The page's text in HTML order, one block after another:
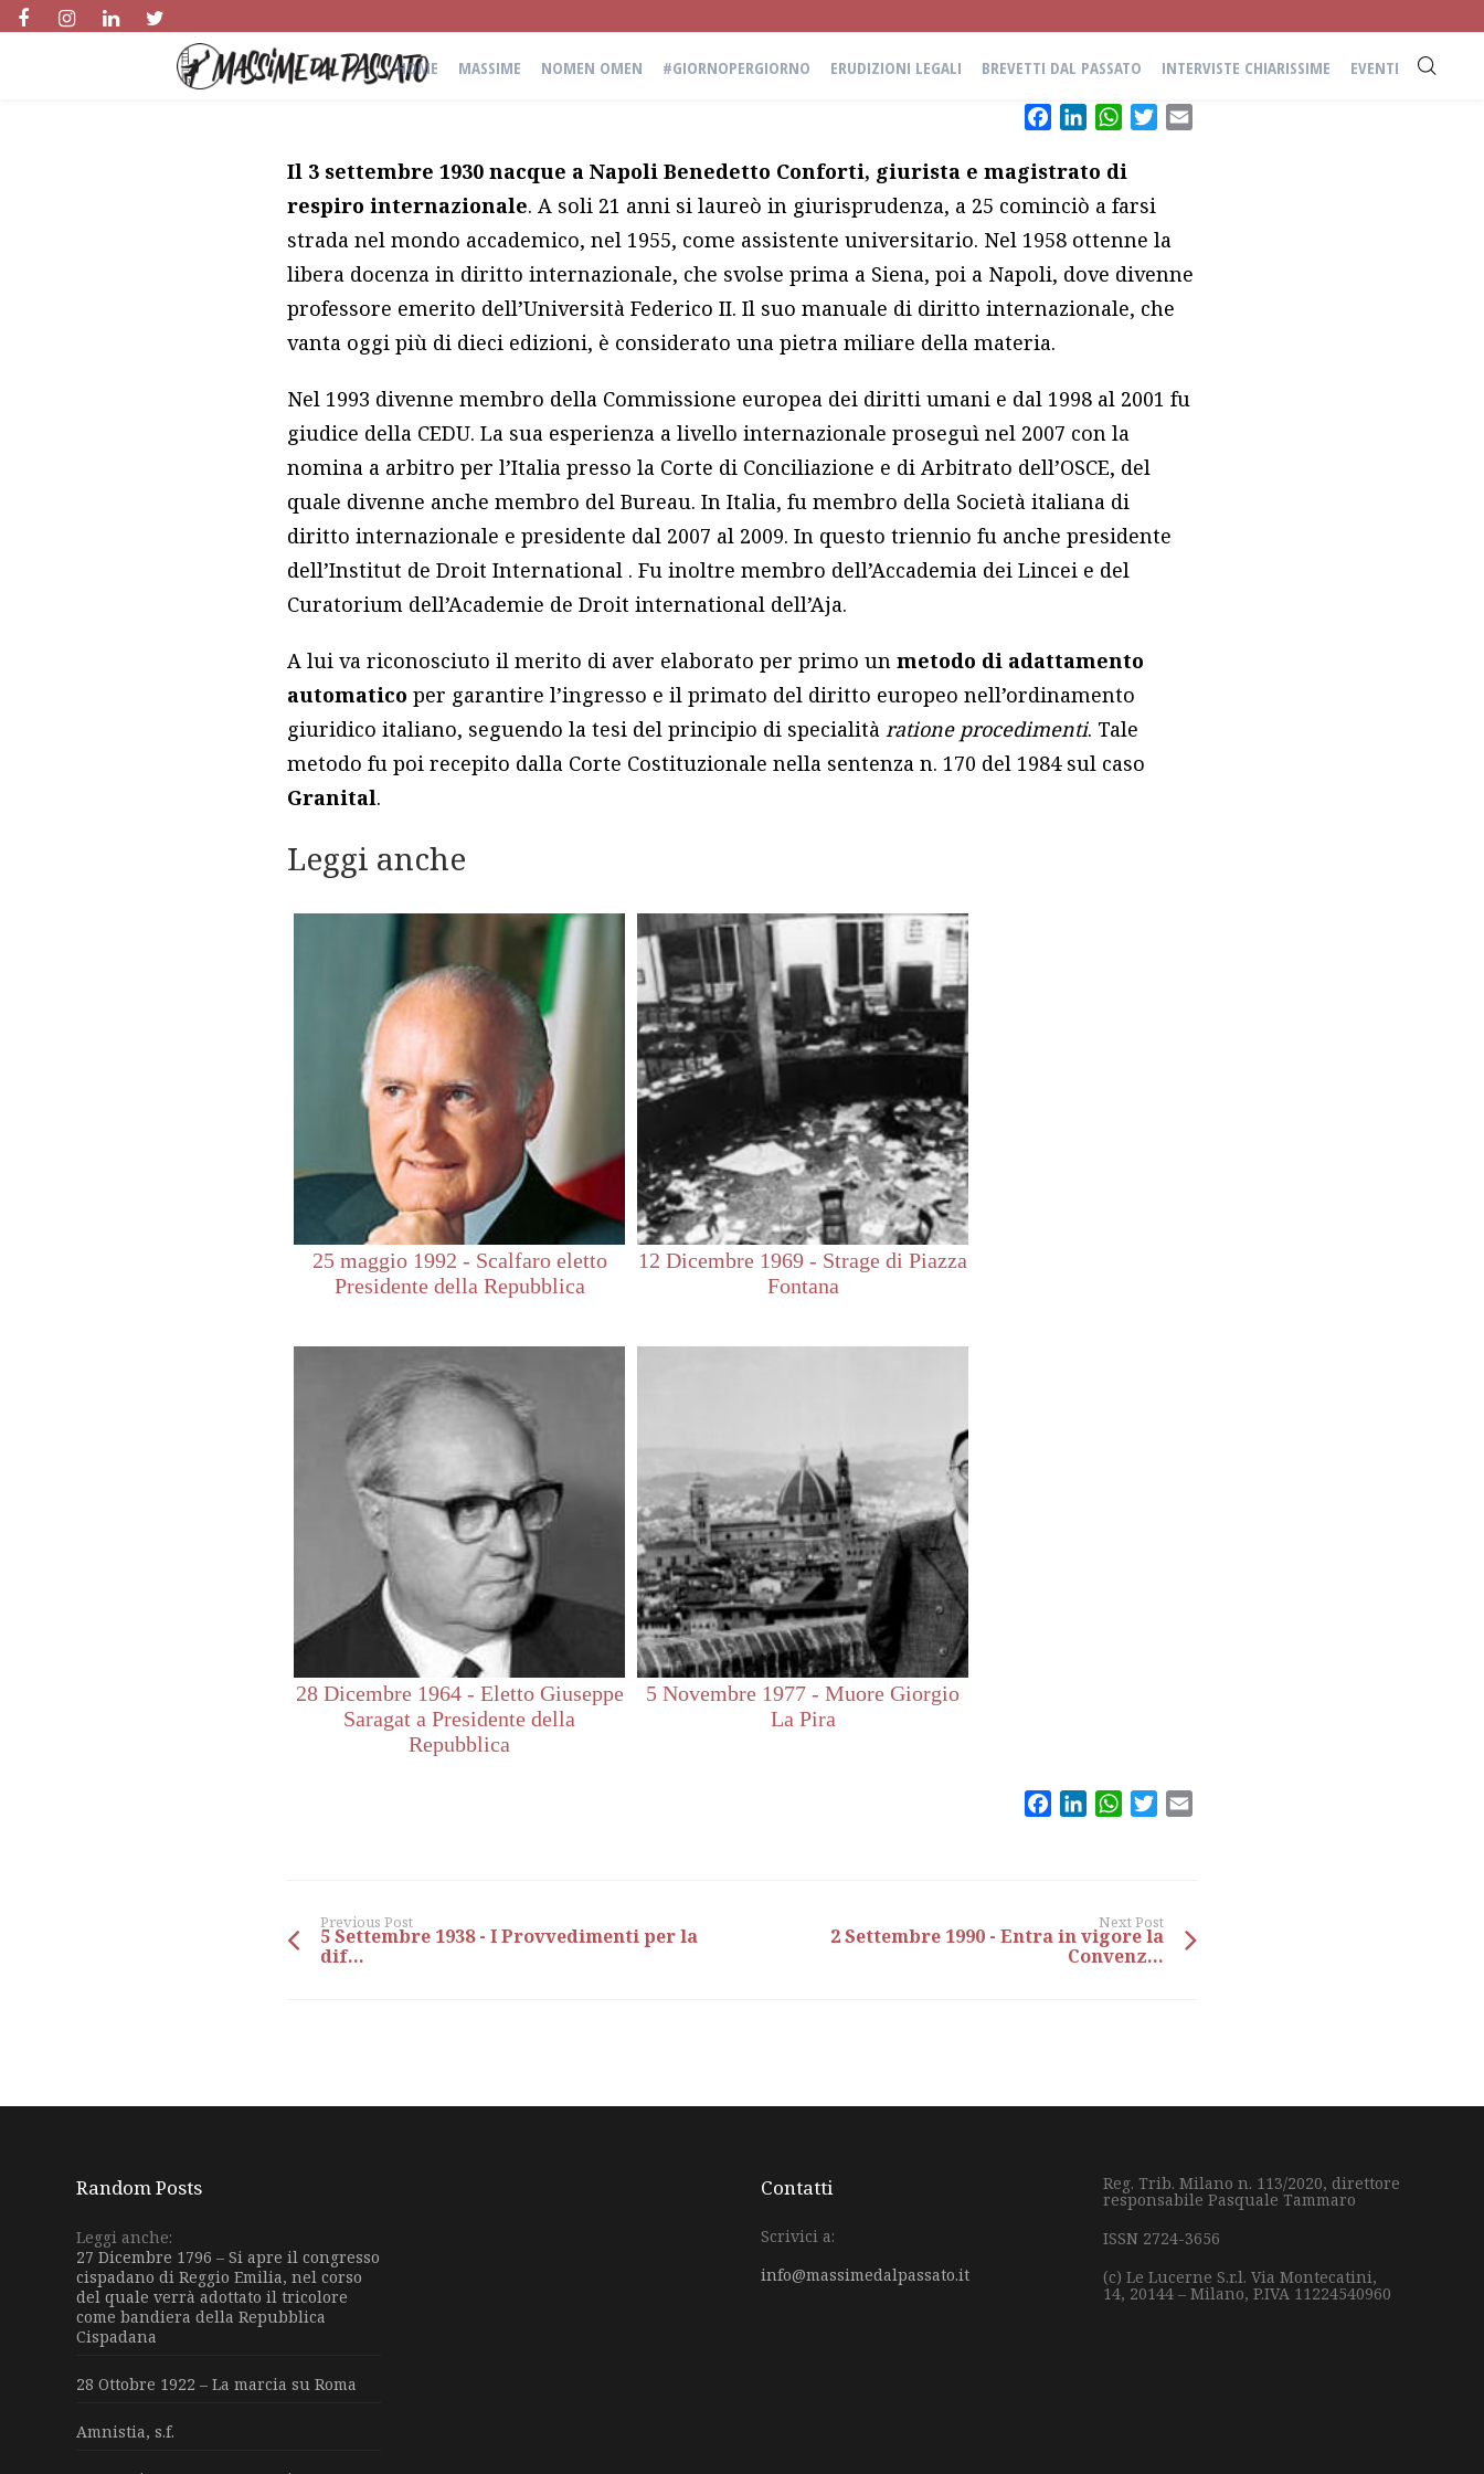
HOME MASSIME NOMEN OMEN #GIORNOPERGIORNO ERUDIZIONI LEGALI BREVETTI DAL PASSATO INTERVISTE CHIARISSIME EVENTI
FacebookLinkedInWhatsApp
Twitter
Il 3 settembre 1930 nacque a Napoli Benedetto Conforti, giurista e magistrato di
respiro internazionale. A soli 21 anni si laureò in giurisprudenza, a 25 cominciò a farsi
strada nel mondo accademico, nel 1955, come assistente universitario. Nel 1958 ottenne la
libera docenza in diritto internazionale, che svolse prima a Siena, poi a Napoli, dove divenne
professore emerito dell’Università Federico II. Il suo manuale di diritto internazionale, che
vanta oggi più di dieci edizioni, è considerato una pietra miliare della materia.
Nel 1993 divenne membro della Commissione europea dei diritti umani e dal 1998 al 2001 fu
giudice della CEDU. La sua esperienza a livello internazionale proseguì nel 2007 con la
nomina a arbitro per l’Italia presso la Corte di Conciliazione e di Arbitrato dell’OSCE, del
quale divenne anche membro del Bureau. In Italia, fu membro della Società italiana di
diritto internazionale e presidente dal 2007 al 2009. In questo triennio fu anche presidente
dell’Institut de Droit International . Fu inoltre membro dell’Accademia dei Lincei e del
Curatorium dell’Academie de Droit international dell’Aja.
A lui va riconosciuto il merito di aver elaborato per primo unmetodo di adattamento
automatico per garantire l’ingresso e il primato del diritto europeo nell’ordinamento
giuridico italiano, seguendo la tesi del principio di specialitàratione procedimenti. Tale
metodo fu poi recepito dalla Corte Costituzionale nella sentenza n. 170 del 1984 sul caso
Granital.
Leggi anche
25 maggio 1992 - Scalfaro eletto
Presidente della Repubblica
12 Dicembre 1969 - Strage di Piazza
Fontana
28 Dicembre 1964 - Eletto Giuseppe
Saragat a Presidente della
Repubblica
5 Novembre 1977 - Muore Giorgio
La Pira
FacebookLinkedInWhatsApp
Twitter
Previous Post
5 Settembre 1938 - I Provvedimenti per la
dif...
Next Post
2 Settembre 1990 - Entra in vigore la
Convenz...
Random Posts
Leggi anche:
27 Dicembre 1796 – Si apre il congresso
cispadano di Reggio Emilia, nel corso
del quale verrà adottato il tricolore
come bandiera della Repubblica
Cispadana
28 Ottobre 1922 – La marcia su Roma
Amnistia, s.f.
Contatti
Scrivici a:
info@massimedalpassato.it
Reg. Trib. Milano n. 113/2020, direttore
responsabile Pasquale Tammaro
ISSN 2724-3656
(c) Le Lucerne S.r.l. Via Montecatini,
14, 20144 – Milano, P.IVA 11224540960